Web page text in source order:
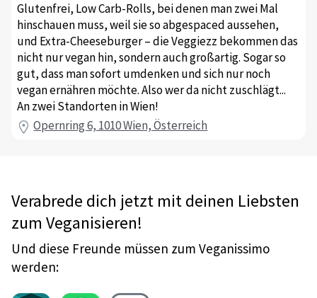
Glutenfrei, Low Carb-Rolls, bei denen man zwei Mal
hinschauen muss, weil sie so abgespaced aussehen,
und Extra-Cheeseburger – die Veggiezz bekommen das
nicht nur vegan hin, sondern auch großartig. Sogar so
gut, dass man sofort umdenken und sich nur noch
vegan ernähren möchte. Also wer da nicht zuschlägt...
An zwei Standorten in Wien!
Opernring 6, 1010 Wien, Österreich
Verabrede dich jetzt mit deinen Liebsten
zum Veganisieren!
Und diese Freunde müssen zum Veganissimo
werden: